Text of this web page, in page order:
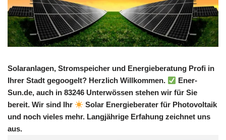
Solaranlagen, Stromspeicher und Energieberatung Profi in
Ihrer Stadt gegoogelt? Herzlich Willkommen.
Ener-
Sun.de, auch in 83246 Unterwössen stehen wir für Sie
bereit. Wir sind Ihr
Solar Energieberater für Photovoltaik
und noch vieles mehr. Langjährige Erfahung zeichnet uns
aus.